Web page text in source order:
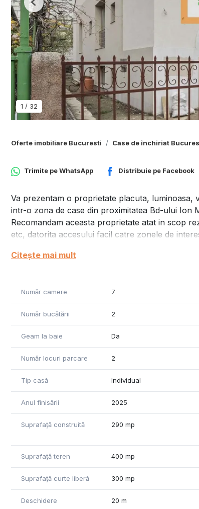
1 / 32
Previous
Oferte imobiliare Bucuresti Case de închiriat
Trimite peWhatsApp Distribuie pe Facebook
Va prezentam o proprietate placuta, luminoasa,
intr-o zona de case din proximitatea Bd-ului Ion
Recomandam aceasta proprietate atat in scop
etc, datorita accesului facil catre zonele de
- are o arhitectura placuta
apartamentari, cat si reconfigurare pentru spatii
- este o constructie noua, nepastrandu-se
electrice si sanitare, centrala termica pe gaz,
Casa se inchiriaza nemobilata si utilata - curtea
Fondul de garantie: in cuantumul unei chirii
Perioada minima de inchiriere: 1an
Pentru mai multe informatii va stau la
Citește mai mult
Număr camere 7
Număr bucătării 2
Geam la baie Da
Număr locuri parcare 2
Tip casă Individual
Anul finisării 2025
Suprafață construită 290 mp
Suprafață teren 400 mp
Suprafață curte liberă 300 mp
Deschidere 20 m